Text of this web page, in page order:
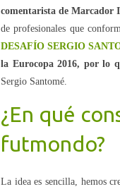
comentarista de Marcador
de profesionales que
DESAFÍO SERGIO
la Eurocopa 2016, por lo
Sergio Santomé.
¿En qué
futmondo?
La idea es sencilla, hemos